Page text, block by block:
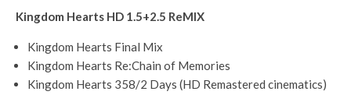
Kingdom Hearts HD 1.5+2.5 ReMIX
Kingdom Hearts Final Mix
Kingdom Hearts Re:Chain of Memories
Kingdom Hearts 358/2 Days (HD Remastered cinematics)